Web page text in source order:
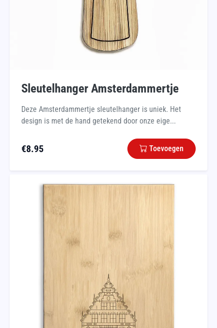
Sleutelhanger Amsterdammertje
Deze Amsterdammertje sleutelhanger is uniek. Het
design is met de hand getekend door onze eige...
€8.95 Toevoegen